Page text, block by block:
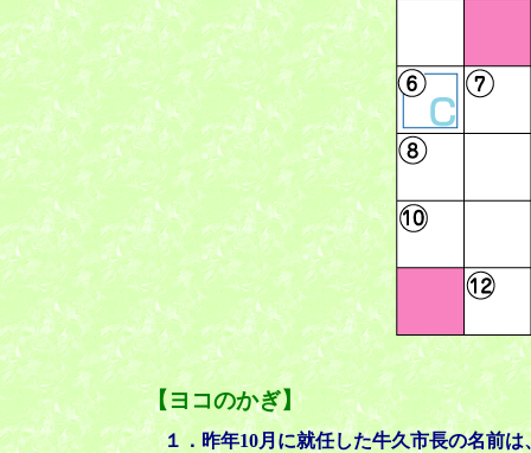
【ヨコのかぎ】
１．昨年10月に就任した牛久市長の名前